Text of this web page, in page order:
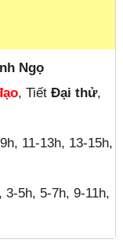
Ngọ
, TiếtĐại thử,
11-13h, 13-15h,
5h, 5-7h, 9-11h,